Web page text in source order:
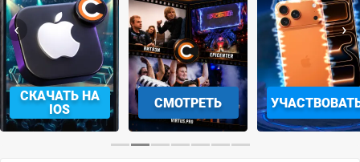
СКАЧАТЬ НА
IOS
СМОТРЕТЬ
‹ ›